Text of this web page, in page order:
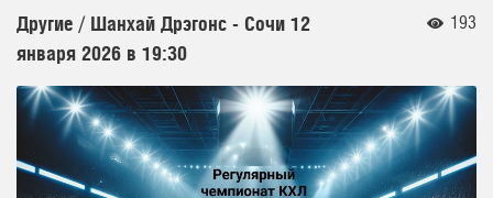
Другие / Шанхай Дрэгонс - Сочи 12
января 2026 в 19:30
193